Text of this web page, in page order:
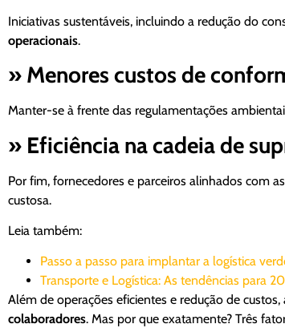
Iniciativas sustentáveis, incluindo a redução do
operacionais.
» Menores custos de
Manter-se à frente das regulamentações
» Eficiência na cadeia de
Por fim, fornecedores e parceiros alinhados com
custosa.
Leia também:
Passo a passo para implantar a logística
Transporte e Logística: As tendências para
Além de operações eficientes e redução de
colaboradores. Mas por que exatamente? Três